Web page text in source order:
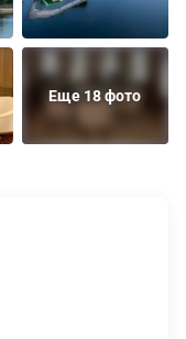
Еще 18 фото